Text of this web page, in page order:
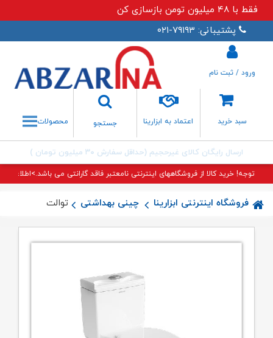
فقط با ۴۸ میلیون تومن بازسازی کن
پشتیبانی: ۷۹۱۹۳-۰۲۱
سبد خرید اعتماد به ابزارینا
جستجو
جستجو
ورود / ثبت نام
محصولات
ارسال رایگان کالای غیرحجیم (حداقل سفارش ۳۰ میلیون تومان )
توجه! خرید کالا از فروشگاههای اینترنتی نامعتبر فاقد گارانتی می باشد.>اطلاعات
فروشگاه اینترنتی ابزارینا چینی بهداشتی توالت فرنگی